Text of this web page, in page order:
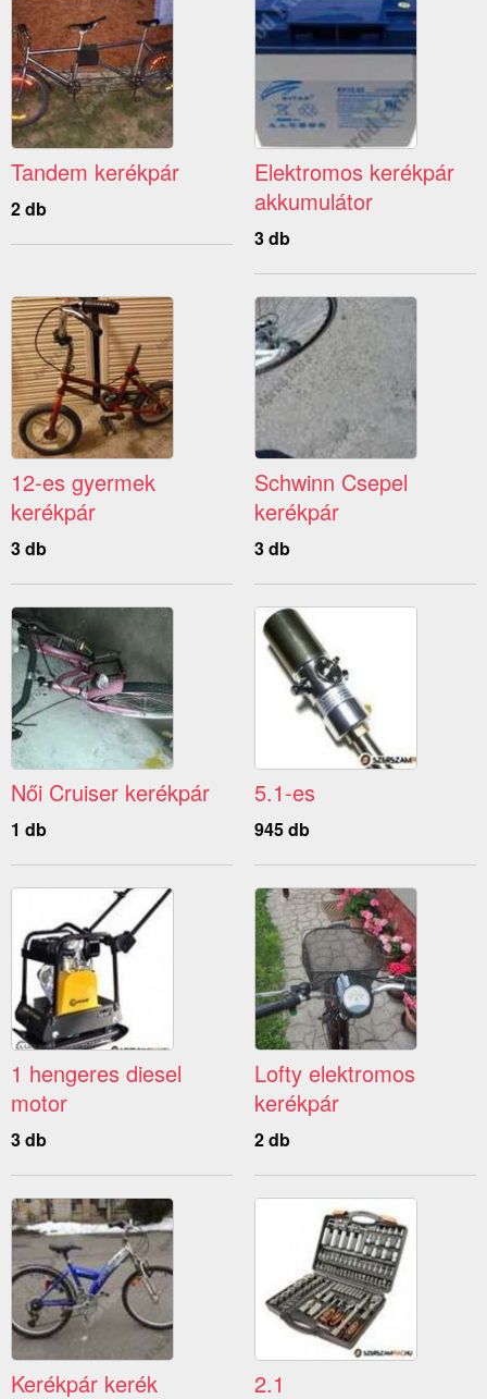
Tandem kerékpár
2 db
Elektromos kerékpár
akkumulátor
3 db
12-es gyermek
kerékpár
3 db
Schwinn Csepel
kerékpár
3 db
Női Cruiser kerékpár
1 db
5.1-es
945 db
1 hengeres diesel
motor
3 db
Lofty elektromos
kerékpár
2 db
Kerékpár kerék 2.1